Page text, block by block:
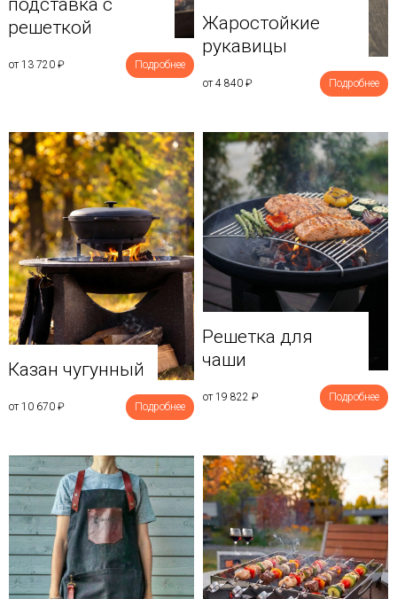
подставка с
решеткой
от 13 720 ₽ Подробнее
Жаростойкие
рукавицы
от 4 840 ₽ Подробнее
Казан чугунный
от 10 670 ₽ Подробнее
Решетка для
чаши
от 19 822 ₽ Подробнее